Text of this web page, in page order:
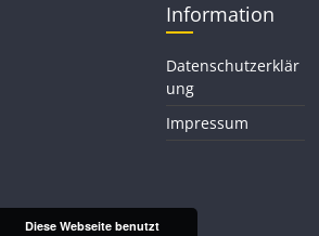
Information
Datenschutzerklär
ung
Impressum
Diese Webseite benutzt